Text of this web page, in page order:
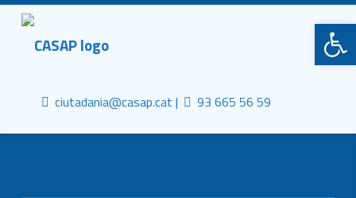
Obre la barra d'eines
ciutadania@casap.cat |
93 665 56 59
Header info sidebar